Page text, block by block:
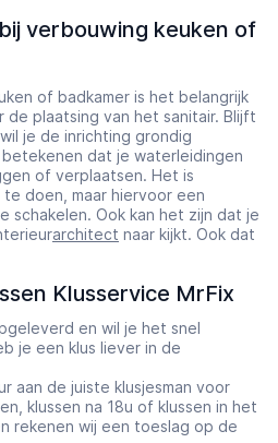
verbouwing keuken of
of badkamer is het belangrijk
plaatsing van het sanitair. Blijft
je de inrichting grondig
dat je waterleidingen
of verplaatsen. Het is
doen, maar hiervoor een
schakelen. Ook kan het zijn dat je
architect naar kijkt. Ook dat
Klusservice MrFix
en wil je het snel
je een klus liever in de
aan de juiste klusjesman voor
klussen na 18u of klussen in het
rekenen wij een toeslag op de